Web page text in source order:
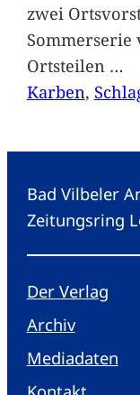
zwei
Ortsteilen …
Karben,
Bad Vilbeler
Zeitungsring
Der Verlag
Archiv
Mediadaten